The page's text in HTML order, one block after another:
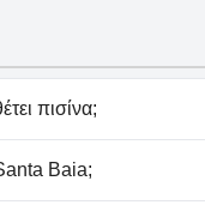
πισίνα;
πισίνα/
Baia;